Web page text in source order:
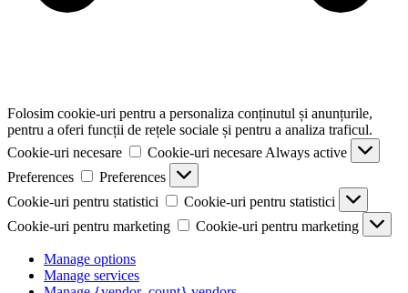
Folosim cookie-uri pentru a personaliza conținutul și anunțurile,
pentru a oferi funcții de rețele sociale și pentru a analiza traficul.
Cookie-uri necesare
Cookie-uri necesare Always active
Preferences
Preferences
Cookie-uri pentru statistici
Cookie-uri pentru statistici
Cookie-uri pentru marketing
Cookie-uri pentru marketing
Manage options
Manage services